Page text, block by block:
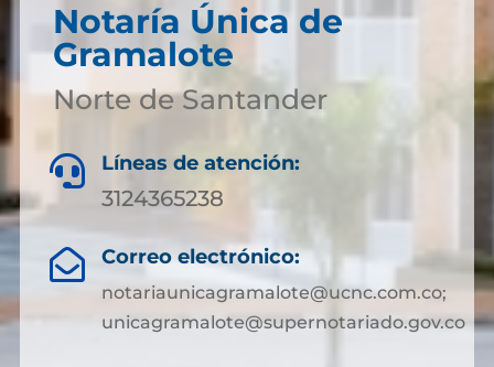
Notaría Única de
Gramalote
Norte de Santander
 Líneas de atención:
3124365238
 Correo electrónico:
notariaunicagramalote@ucnc.com.co;
unicagramalote@supernotariado.gov.co